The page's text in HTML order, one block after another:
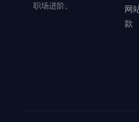
职场进阶。
网
款